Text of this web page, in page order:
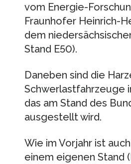
vom Energie-
Fraunhofer Heinrich-
dem
Stand E50).
Daneben sind die
Schwerlastfahrzeuge
das am Stand des
ausgestellt wird.
Wie im Vorjahr ist
einem eigenen Stand